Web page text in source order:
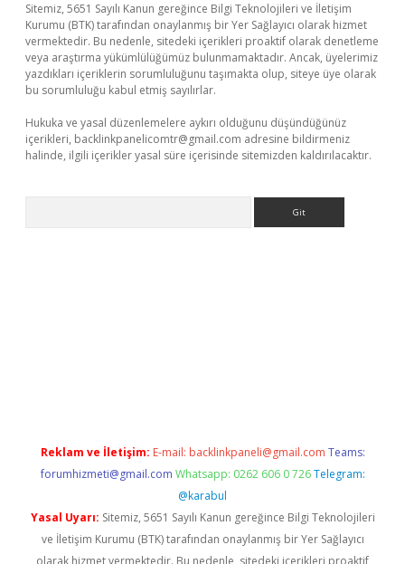
Sitemiz, 5651 Sayılı Kanun gereğince Bilgi Teknolojileri ve İletişim
Kurumu (BTK) tarafından onaylanmış bir Yer Sağlayıcı olarak hizmet
vermektedir. Bu nedenle, sitedeki içerikleri proaktif olarak denetleme
veya araştırma yükümlülüğümüz bulunmamaktadır. Ancak, üyelerimiz
yazdıkları içeriklerin sorumluluğunu taşımakta olup, siteye üye olarak
bu sorumluluğu kabul etmiş sayılırlar.
Hukuka ve yasal düzenlemelere aykırı olduğunu düşündüğünüz
içerikleri, backlinkpanelicomtr@gmail.com adresine bildirmeniz
halinde, ilgili içerikler yasal süre içerisinde sitemizden kaldırılacaktır.
Reklam ve İletişim: E-mail: backlinkpaneli@gmail.com Teams:
forumhizmeti@gmail.com Whatsapp: 0262 606 0 726 Telegram:
@karabul
Yasal Uyarı: Sitemiz, 5651 Sayılı Kanun gereğince Bilgi Teknolojileri
ve İletişim Kurumu (BTK) tarafından onaylanmış bir Yer Sağlayıcı
olarak hizmet vermektedir. Bu nedenle, sitedeki içerikleri proaktif